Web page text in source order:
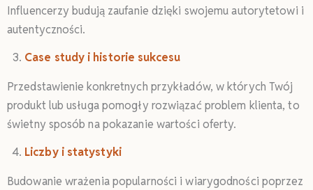
Influencerzy budują zaufanie dzięki swojemu autorytetowi i
autentyczności.
Case study i historie sukcesu
Przedstawienie konkretnych przykładów, w których Twój
produkt lub usługa pomogły rozwiązać problem klienta, to
świetny sposób na pokazanie wartości oferty.
Liczby i statystyki
Budowanie wrażenia popularności i wiarygodności poprzez